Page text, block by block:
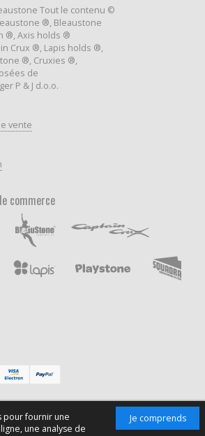
Je comprends
pour fournir une
une analyse de
Tout le contenu ©
®, Bleaustone
®, Axis holds ®
Crux ®, Lapis holds ®,
®, Cruxies ®,
de
P & J d.o.o.
vente
commerce